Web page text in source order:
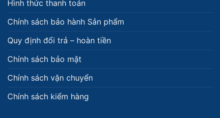
Hình thức thanh toán
Chính sách bảo hành Sản phẩm
Quy định đổi trả – hoàn tiền
Chính sách bảo mật
Chính sách vận chuyển
Chính sách kiểm hàng